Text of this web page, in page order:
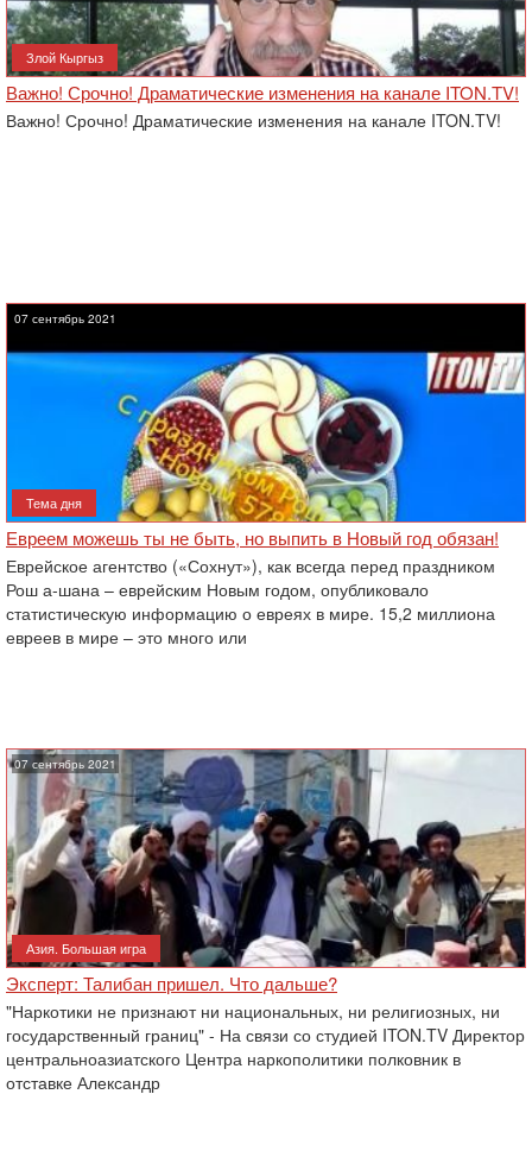
Злой Кыргыз
Важно! Срочно! Драматические изменения на канале ITON.TV!
Важно! Срочно! Драматические изменения на канале ITON.TV!
07 сентябрь 2021
Тема дня
Евреем можешь ты не быть, но выпить в Новый год обязан!
Еврейское агентство («Сохнут»), как всегда перед праздником
Рош а-шана – еврейским Новым годом, опубликовало
статистическую информацию о евреях в мире. 15,2 миллиона
евреев в мире – это много или
07 сентябрь 2021
Азия. Большая игра
Эксперт: Талибан пришел. Что дальше?
"Наркотики не признают ни национальных, ни религиозных, ни
государственный границ" - На связи со студией ITON.TV Директор
центральноазиатского Центра наркополитики полковник в
отставке Александр